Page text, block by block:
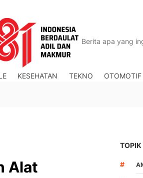
KESEHATAN TEKNO OTOMOTIF
Alat
TOPIK
#